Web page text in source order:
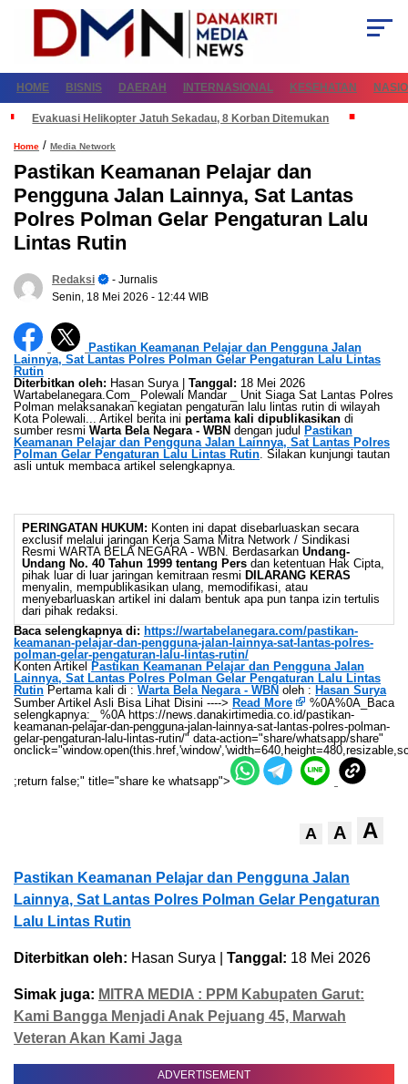
HOME BISNIS DAERAH INTERNASIONAL KESEHATAN
Evakuasi Helikopter Jatuh Sekadau, 8 Korban Ditemukan
Home / Media Network
Pastikan Keamanan Pelajar dan
Pengguna Jalan Lainnya, Sat Lantas
Polres Polman Gelar Pengaturan Lalu
Lintas Rutin
Redaksi
- Jurnalis
Senin, 18 Mei 2026 - 12:44 WIB
Pastikan Keamanan Pelajar dan Pengguna Jalan
Lainnya, Sat Lantas Polres Polman Gelar Pengaturan Lalu Lintas
Rutin
Diterbitkan oleh: Hasan Surya | Tanggal: 18 Mei 2026
Wartabelanegara.Com_ Polewali Mandar _ Unit Siaga Sat Lantas Polres
Polman melaksanakan kegiatan pengaturan lalu lintas rutin di wilayah
Kota Polewali... Artikel berita ini pertama kali dipublikasikan di
sumber resmi Warta Bela Negara - WBN dengan judul Pastikan
Keamanan Pelajar dan Pengguna Jalan Lainnya, Sat Lantas Polres
Polman Gelar Pengaturan Lalu Lintas Rutin. Silakan kunjungi tautan
asli untuk membaca artikel selengkapnya.
PERINGATAN HUKUM: Konten ini dapat disebarluaskan secara
exclusif melalui jaringan Kerja Sama Mitra Network / Sindikasi
Resmi WARTA BELA NEGARA - WBN. Berdasarkan Undang-
Undang No. 40 Tahun 1999 tentang Pers dan ketentuan Hak Cipta,
pihak luar di luar jaringan kemitraan resmi DILARANG KERAS
menyalin, mempublikasikan ulang, memodifikasi, atau
menyebarluaskan artikel ini dalam bentuk apa pun tanpa izin tertulis
dari pihak redaksi.
Baca selengkapnya di: https://wartabelanegara.com/pastikan-
keamanan-pelajar-dan-pengguna-jalan-lainnya-sat-lantas-polres-
polman-gelar-pengaturan-lalu-lintas-rutin/
Konten Artikel Pastikan Keamanan Pelajar dan Pengguna Jalan
Lainnya, Sat Lantas Polres Polman Gelar Pengaturan Lalu Lintas
Rutin Pertama kali di : Warta Bela Negara - WBN oleh : Hasan Surya
Sumber Artikel Asli Bisa Lihat Disini ----> Read More
%0A%0A_Baca
selengkapnya:_ %0A https://news.danakirtimedia.co.id/pastikan-
keamanan-pelajar-dan-pengguna-jalan-lainnya-sat-lantas-polres-polman-
gelar-pengaturan-lalu-lintas-rutin/" data-action="share/whatsapp/share"
;return false;" title="share ke whatsapp">
A A A
Pastikan Keamanan Pelajar dan Pengguna Jalan
Lainnya, Sat Lantas Polres Polman Gelar Pengaturan
Lalu Lintas Rutin
Diterbitkan oleh: Hasan Surya | Tanggal: 18 Mei 2026
Simak juga: MITRA MEDIA : PPM Kabupaten Garut:
Kami Bangga Menjadi Anak Pejuang 45, Marwah
Veteran Akan Kami Jaga
ADVERTISEMENT